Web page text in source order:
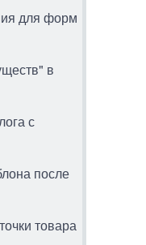
для форм
в
с
после
товара